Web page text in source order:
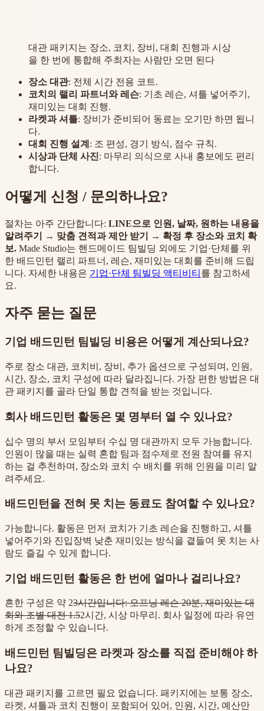
대관 패키지는 장소, 코치, 장비, 대회 진행과 시상
을 한 번에 통합해 주최자는 사람만 오면 된다
장소 대관: 전체 시간 전용 코트.
코치의 랠리 파트너와 레슨: 기초 레슨, 셔틀 넣어주기,
재미있는 대회 진행.
라켓과 셔틀: 장비가 준비되어 동료는 오기만 하면 됩니
다.
대회 진행 설계 : 조 편성, 경기 방식, 점수 규칙.
시상과 단체 사진: 마무리 의식으로 사내 홍보에도 편리
합니다.
어떻게 신청 / 문의하나요?
절차는 아주 간단합니다: LINE으로 인원, 날짜, 원하는 내용을
알려주기 → 맞춤 견적과 제안 받기 → 확정 후 장소와 코치 확
보. Made Studio는 핸드메이드 팀빌딩 외에도 기업·단체를 위
한 배드민턴 랠리 파트너, 레슨, 재미있는 대회를 준비해 드립
니다. 자세한 내용은 기업·단체 팀빌딩 액티비티 를 참고하세
요.
자주 묻는 질문
기업 배드민턴 팀빌딩 비용은 어떻게 계산되나요?
주로 장소 대관, 코치비, 장비, 추가 옵션으로 구성되며, 인원,
시간, 장소, 코치 구성에 따라 달라집니다. 가장 편한 방법은 대
관 패키지를 골라 단일 통합 견적을 받는 것입니다.
회사 배드민턴 활동은 몇 명부터 열 수 있나요?
십수 명의 부서 모임부터 수십 명 대관까지 모두 가능합니다.
인원이 많을 때는 실력 혼합 팀과 점수제로 전원 참여를 유지
하는 걸 추천하며, 장소와 코치 수 배치를 위해 인원을 미리 알
려주세요.
배드민턴을 전혀 못 치는 동료도 참여할 수 있나요?
가능합니다. 활동은 먼저 코치가 기초 레슨을 진행하고, 셔틀
넣어주기와 진입장벽 낮춘 재미있는 방식을 곁들여 못 치는 사
람도 즐길 수 있게 합니다.
기업 배드민턴 활동은 한 번에 얼마나 걸리나요?
흔한 구성은 약 23시간입니다: 오프닝 레슨 20분, 재미있는 대
회와 조별 대전 1.52시간, 시상 마무리. 회사 일정에 따라 유연
하게 조정할 수 있습니다.
배드민턴 팀빌딩은 라켓과 장소를 직접 준비해야 하
나요?
대관 패키지를 고르면 필요 없습니다. 패키지에는 보통 장소,
라켓, 셔틀과 코치 진행이 포함되어 있어, 인원, 시간, 예산만